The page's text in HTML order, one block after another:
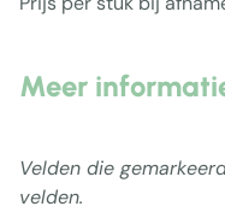
Meer
Velden die
velden.